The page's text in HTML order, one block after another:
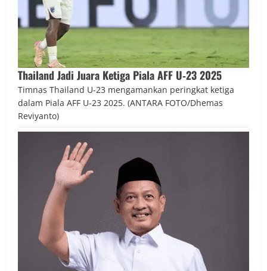
Thailand Jadi Juara Ketiga Piala AFF U‑23 2025
Timnas Thailand U-23 mengamankan peringkat ketiga
dalam Piala AFF U-23 2025. (ANTARA FOTO/Dhemas
Reviyanto)